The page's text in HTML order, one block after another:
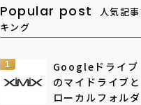
Popular post
人気記
キング
1
Googleドライブ
のマイドライブと
ローカルフォルダ